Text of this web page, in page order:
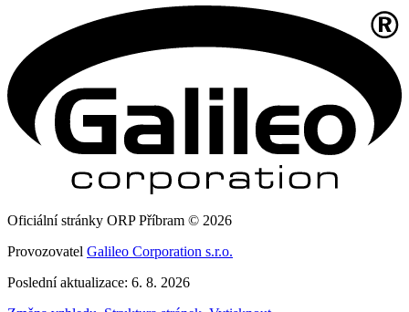
Oficiální stránky ORP Příbram © 2026
Provozovatel Galileo Corporation s.r.o.
Poslední aktualizace: 6. 8. 2026